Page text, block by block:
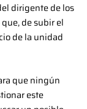
dirigente de los
de subir el
de la unidad
que ningún
este